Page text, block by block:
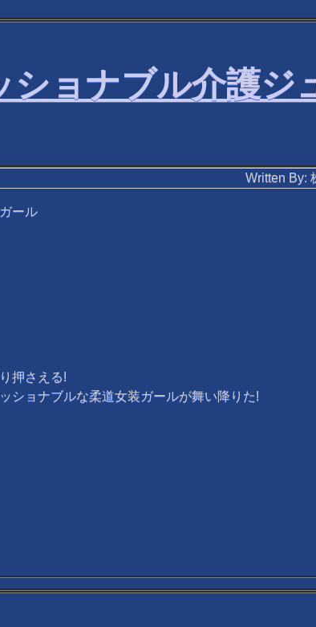
ョナブル介護ジ
Written By:
ール
押さえる!
ショナブルな柔道女装ガールが舞い降りた!